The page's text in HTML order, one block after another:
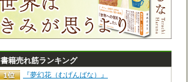
書籍売れ筋ランキング
『夢幻花（むげんばな）』